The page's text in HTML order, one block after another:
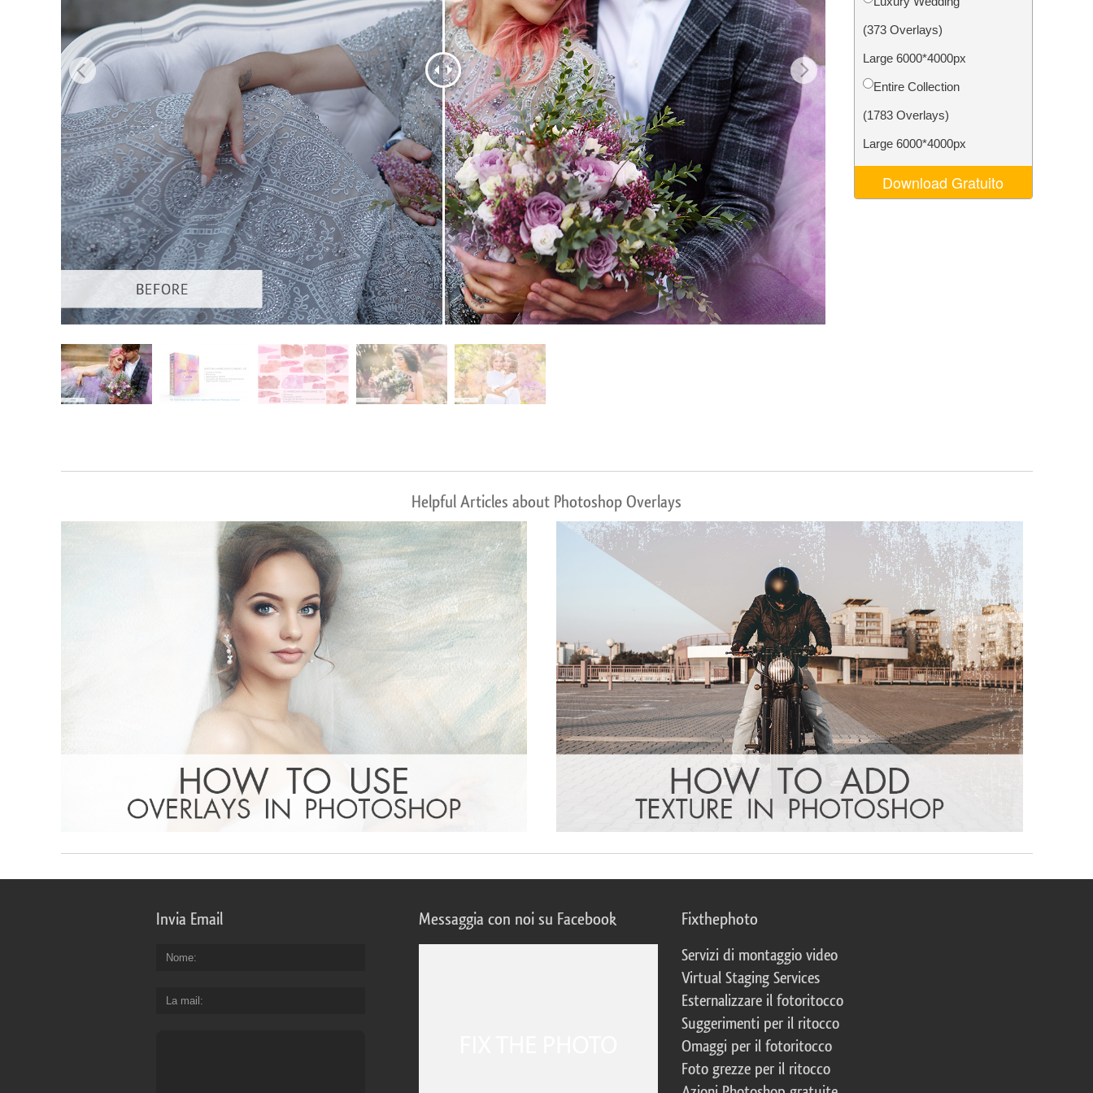
Servizi di ritocco del prodotto Servizi di ritocco gioielli Dati di Addestramento AI Video Editing Services
(373 Overlays)
Large 6000*4000px
Entire Collection
(1783 Overlays)
Large 6000*4000px
Download Gratuito
Helpful Articles about Photoshop Overlays
Invia Email
Nome
La mail
Messaggia con noi su Facebook Fixthephoto
Servizi di montaggio video
Virtual Staging Services
Esternalizzare il fotoritocco
Suggerimenti per il ritocco
Omaggi per il fotoritocco
Foto grezze per il ritocco